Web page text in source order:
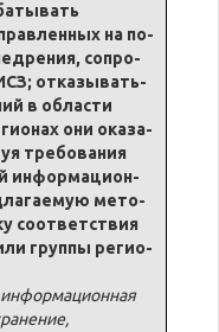
на по­
со­про­
отка­зы­вать­
в об­ла­сти
они ока­за­
тре­бо­ва­ния
ин­фор­ма­ци­он­
ме­то­
со­от­вет­ствия
груп­пы регио­